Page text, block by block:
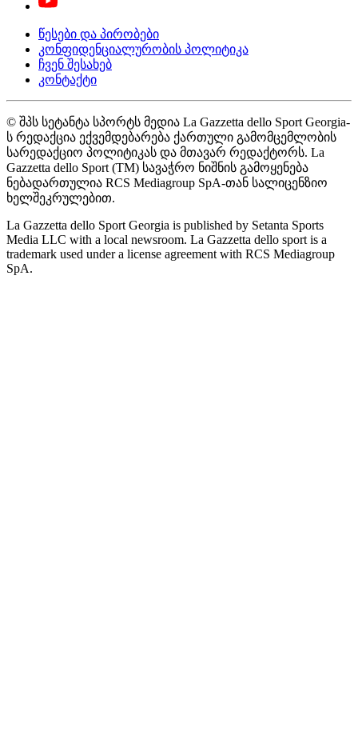
წესები და პირობები
კონფიდენციალურობის პოლიტიკა
ჩვენ შესახებ
კონტაქტი
© შპს სეტანტა სპორტს მედია La Gazzetta dello Sport Georgia-
ს რედაქცია ექვემდებარება ქართული გამომცემლობის
სარედაქციო პოლიტიკას და მთავარ რედაქტორს. La
Gazzetta dello Sport (TM) სავაჭრო ნიშნის გამოყენება
ნებადართულია RCS Mediagroup SpA-თან სალიცენზიო
ხელშეკრულებით.
La Gazzetta dello Sport Georgia is published by Setanta Sports
Media LLC with a local newsroom. La Gazzetta dello sport is a
trademark used under a license agreement with RCS Mediagroup
SpA.